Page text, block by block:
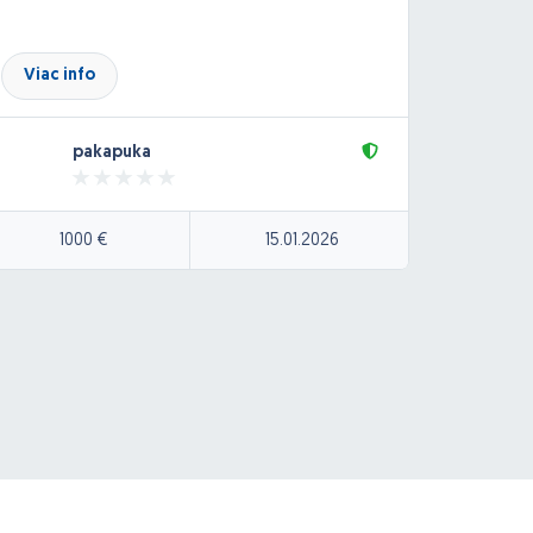
Viac info
pakapuka
1000 € 15.01.2026